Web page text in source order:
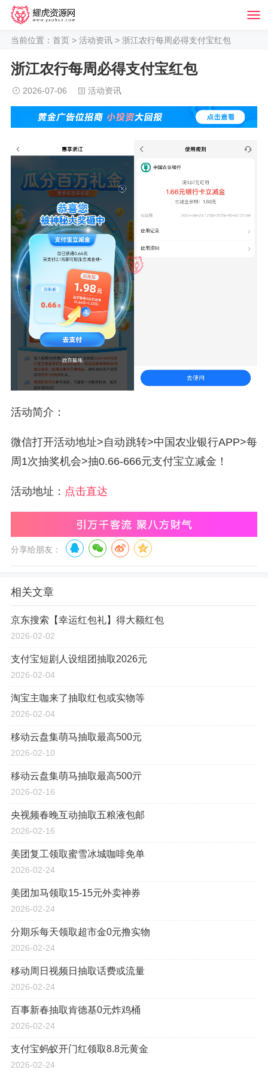
当前位置： 首页 > 活动资讯 > 浙江农行每周必得支付宝红包
浙江农行每周必得支付宝红包
2026-07-06 活动资讯
活动简介：
微信打开活动地址>自动跳转>中国农业银行APP>每
周1次抽奖机会>抽0.66-666元支付宝立减金！
活动地址： 点击直达
分享给朋友：
相关文章
京东搜索【幸运红包礼】得大额红包
2026-02-02
支付宝短剧人设组团抽取2026元
2026-02-04
淘宝主咖来了抽取红包或实物等
2026-02-04
移动云盘集萌马抽取最高500元
2026-02-10
移动云盘集萌马抽取最高500亓
2026-02-16
央视频春晚互动抽取五粮液包邮
2026-02-16
美团复工领取蜜雪冰城咖啡免单
2026-02-24
美团加马领取15-15元外卖神券
2026-02-24
分期乐每天领取超市金0元撸实物
2026-02-24
移动周日视频日抽取话费或流量
2026-02-24
百事新春抽取肯德基0元炸鸡桶
2026-02-24
支付宝蚂蚁开门红领取8.8元黄金
2026-02-24